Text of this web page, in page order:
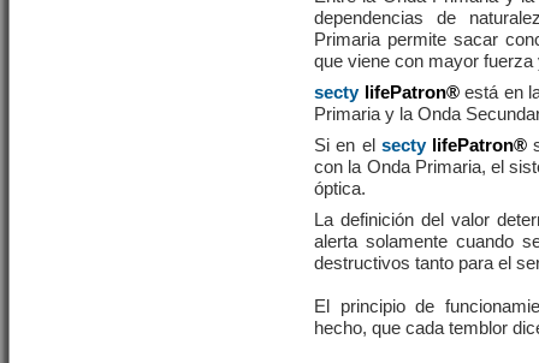
dependencias de
Primaria permite sacar
que viene con mayor
secty lifePatron®está en
Primaria y la Onda
Si en el secty lifePatron®
con la Onda Primaria, el
óptica.
La definición del valor
alerta solamente cuando
destructivos tanto para el
El principio de
hecho, que cada temblor